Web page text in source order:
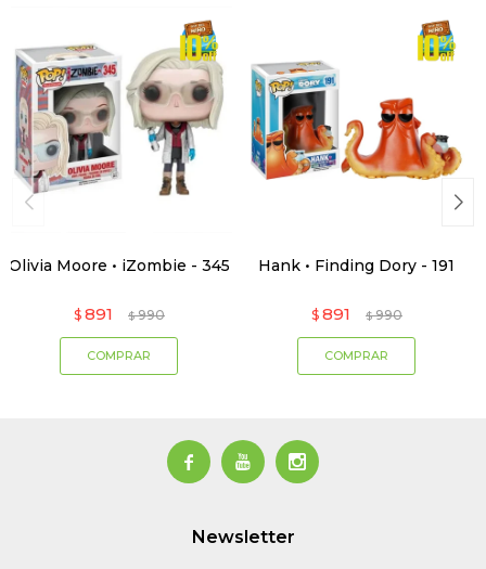
Olivia Moore • iZombie - 345
$ 891 $ 990
Hank • Finding Dory - 191
$ 891 $ 990
  
Newsletter